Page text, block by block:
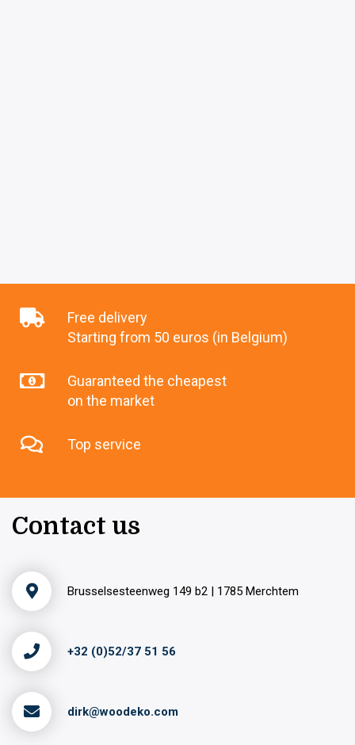
Free delivery
Starting from 50 euros (in Belgium)
Guaranteed the cheapest
on the market
Top service
Contact us
Brusselsesteenweg 149 b2 | 1785 Merchtem
+32 (0)52/37 51 56
dirk@woodeko.com